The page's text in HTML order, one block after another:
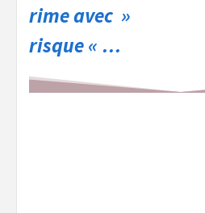
rime avec »
risque « …